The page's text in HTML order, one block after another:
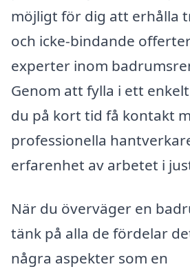
möjligt för dig att erhålla
och icke-bindande
experter inom
Genom att fylla i ett
du på kort tid få kontakt
professionella
erfarenhet av arbetet i
När du överväger en
tänk på alla de fördelar
några aspekter som en